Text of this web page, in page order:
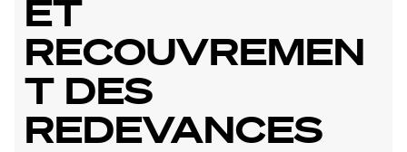
ET
RECOUVREMEN
T DES
REDEVANCES